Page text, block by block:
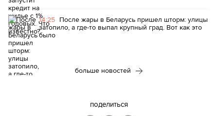
14:25 После жары в Беларусь пришел шторм: улицы
затопило, а где-то выпал крупный град. Вот как это
было
больше новостей
поделиться